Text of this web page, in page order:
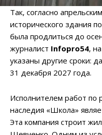
Так, согласно
исторического здания
была продлиться до
журналист Infopro54,
указаны другие сроки:
31 декабря 2027 года.
Исполнителем работ по
наследия «Школа»
Эта компания строит